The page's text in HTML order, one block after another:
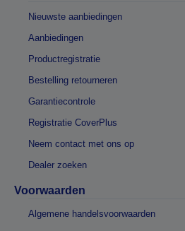
Nieuwste aanbiedingen
Aanbiedingen
Productregistratie
Bestelling retourneren
Garantiecontrole
Registratie CoverPlus
Neem contact met ons op
Dealer zoeken
Voorwaarden
Algemene handelsvoorwaarden